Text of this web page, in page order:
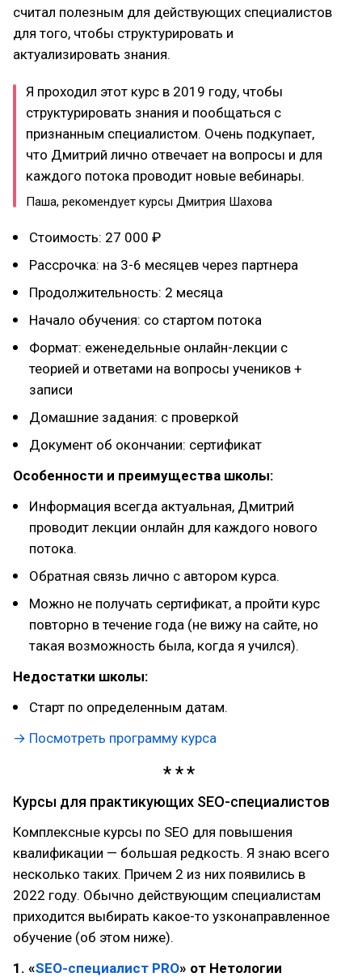
считал полезным для действующих специалистов
для того, чтобы структурировать и
актуализировать знания.
Я проходил этот курс в 2019 году, чтобы
структурировать знания и пообщаться с
признанным специалистом. Очень подкупает,
что Дмитрий лично отвечает на вопросы и для
каждого потока проводит новые вебинары.
Паша, рекомендует курсы Дмитрия Шахова
Стоимость: 27 000 ₽
Рассрочка: на 3-6 месяцев через партнера
Продолжительность: 2 месяца
Начало обучения: со стартом потока
Формат: еженедельные онлайн-лекции с
теорией и ответами на вопросы учеников +
записи
Домашние задания: с проверкой
Документ об окончании: сертификат
Особенности и преимущества школы:
Информация всегда актуальная, Дмитрий
проводит лекции онлайн для каждого нового
потока.
Обратная связь лично с автором курса.
Можно не получать сертификат, а пройти курс
повторно в течение года (не вижу на сайте, но
такая возможность была, когда я учился).
Недостатки школы:
Старт по определенным датам.
→ Посмотреть программу курса
Курсы для практикующих SEO-специалистов
Комплексные курсы по SEO для повышения
квалификации — большая редкость. Я знаю всего
несколько таких. Причем 2 из них появились в
2022 году. Обычно действующим специалистам
приходится выбирать какое-то узконаправленное
обучение (об этом ниже).
1. «SEO-специалист PRO» от Нетологии